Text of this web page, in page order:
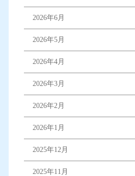
2026年6月
2026年5月
2026年4月
2026年3月
2026年2月
2026年1月
2025年12月
2025年11月